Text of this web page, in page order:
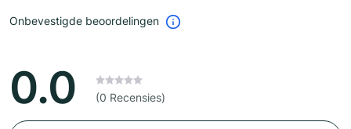
Onbevestigde beoordelingen
0.0 (0 Recensies)